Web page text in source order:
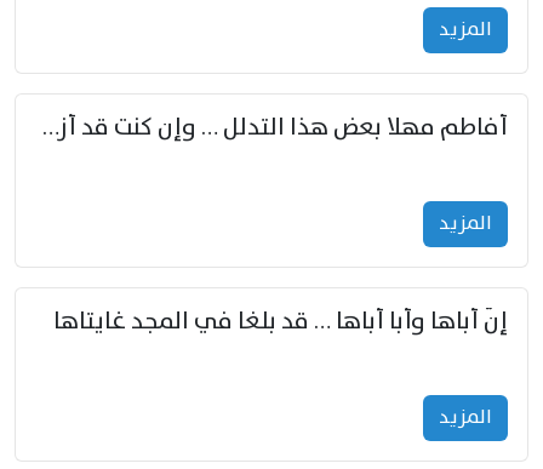
المزید
أفاطم مهلا بعض هذا التدلل … وإن كنت قد أزمعت صرمي فأجملي
المزید
إنّ أباها وأبا أباها … قد بلغا في المجد غايتاها
المزید